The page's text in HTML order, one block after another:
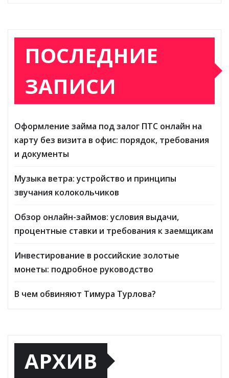
ПОСЛЕДНИЕ
ЗАПИСИ
Оформление займа под залог ПТС онлайн на
карту без визита в офис: порядок, требования
и документы
Музыка ветра: устройство и принципы
звучания колокольчиков
Обзор онлайн-займов: условия выдачи,
процентные ставки и требования к заемщикам
Инвестирование в российские золотые
монеты: подробное руководство
В чем обвиняют Тимура Турлова?
АРХИВ